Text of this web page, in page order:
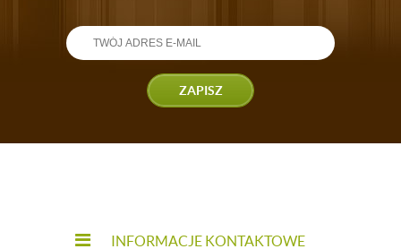
ZAPISZ
INFORMACJE KONTAKTOWE